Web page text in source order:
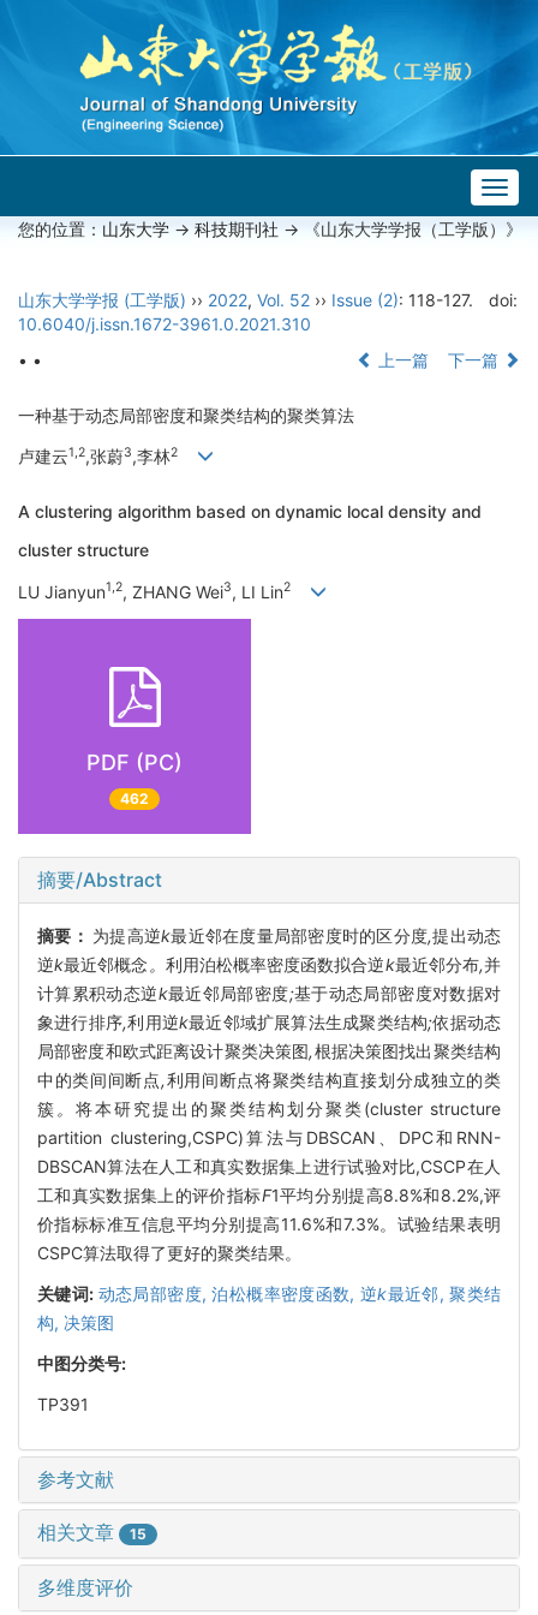
您的位置： 山东大学 -> 科技期刊社 -> 《山东大学学报（工学版）》
山东大学学报 (工学版) ›› 2022, Vol. 52 ›› Issue (2): 118-127.
doi:
10.6040/j.issn.1672-3961.0.2021.310
• •
上一篇 下一篇
一种基于动态局部密度和聚类结构的聚类算法
卢建云1,2,张蔚3,李林2
A clustering algorithm based on dynamic local density and
cluster structure
LU Jianyun1,2, ZHANG Wei3, LI Lin2
PDF (PC)
462
摘要/Abstract
摘要： 为提高逆k最近邻在度量局部密度时的区分度,提出动态
逆k最近邻概念 。 利用泊松概率密度函数拟合逆k最近邻分布,并
计算累积动态逆k最近邻局部密度;基于动态局部密度对数据对
象进行排序,利用逆k最近邻域扩展算法生成聚类结构;依据动态
局部密度和欧式距离设计聚类决策图,根据决策图找出聚类结构
中的类间间断点,利用间断点将聚类结构直接划分成独立的类
簇 。 将本研究提出的聚类结构划分聚类(cluster structure
partition clustering,CSPC)算法与DBSCAN、DPC和RNN-
DBSCAN算法在人工和真实数据集上进行试验对比,CSCP在人
工和真实数据集上的评价指标F1平均分别提高8.8%和8.2%,评
价指标标准互信息平均分别提高11.6%和7.3%。试验结果表明
CSPC算法取得了更好的聚类结果。
关键词: 动态局部密度,泊松概率密度函数, 逆k最近邻,聚类结
构, 决策图
中图分类号:
TP391
参考文献
相关文章 15
多维度评价